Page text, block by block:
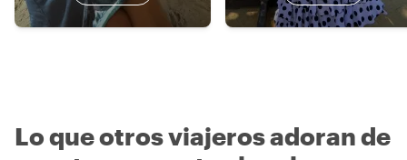
Lo que otros viajeros adoran de